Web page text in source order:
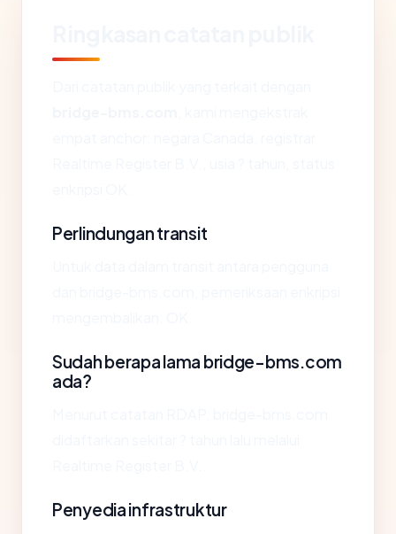
Perlindungan transit
Sudah berapa lama bridge-bms.com
ada?
Penyedia infrastruktur